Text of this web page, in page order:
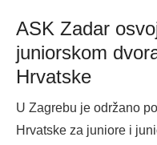
ASK Zadar
juniorskom
Hrvatske
U Zagrebu je održano
Hrvatske za juniore i